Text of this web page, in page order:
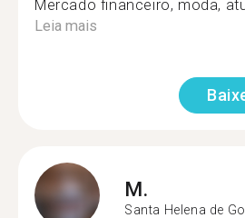
Mercado financeiro, moda,
Leia mais
M.
Santa Helena de